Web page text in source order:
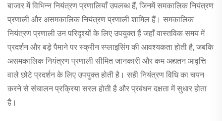
बाजार में विभिन्न नियंत्रण प्रणालियाँ उपलब्ध हैं, जिनमें समकालिक नियंत्रण
प्रणाली और असमकालिक नियंत्रण प्रणाली शामिल हैं। समकालिक
नियंत्रण प्रणाली उन परिदृश्यों के लिए उपयुक्त हैं जहाँ वास्तविक समय में
प्रदर्शन और बड़े पैमाने पर स्क्रीन स्प्लाइसिंग की आवश्यकता होती है, जबकि
असमकालिक नियंत्रण प्रणाली सीमित जानकारी और कम अद्यतन आवृत्ति
वाले छोटे प्रदर्शन के लिए उपयुक्त होती है। सही नियंत्रण विधि का चयन
करने से संचालन प्रक्रिया सरल होती है और प्रबंधन दक्षता में सुधार होता
है।